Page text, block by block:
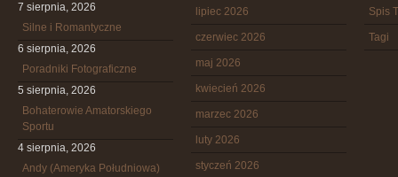
7 sierpnia, 2026
Silne i Romantyczne
6 sierpnia, 2026
Poradniki Fotograficzne
5 sierpnia, 2026
Bohaterowie Amatorskiego
Sportu
4 sierpnia, 2026
Andy (Ameryka Południowa)
lipiec 2026
czerwiec 2026
maj 2026
kwiecień 2026
marzec 2026
luty 2026
styczeń 2026
Spis
Tagi